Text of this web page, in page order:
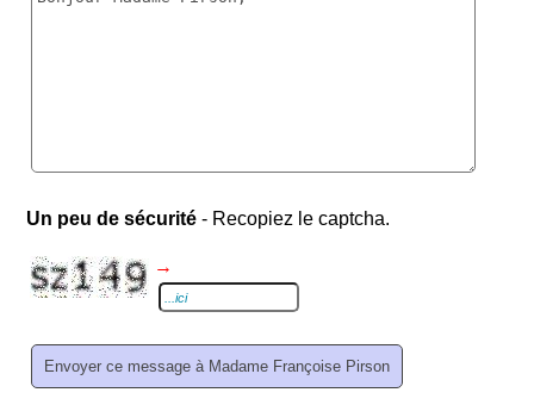
Un peu de sécurité - Recopiez le captcha.
→